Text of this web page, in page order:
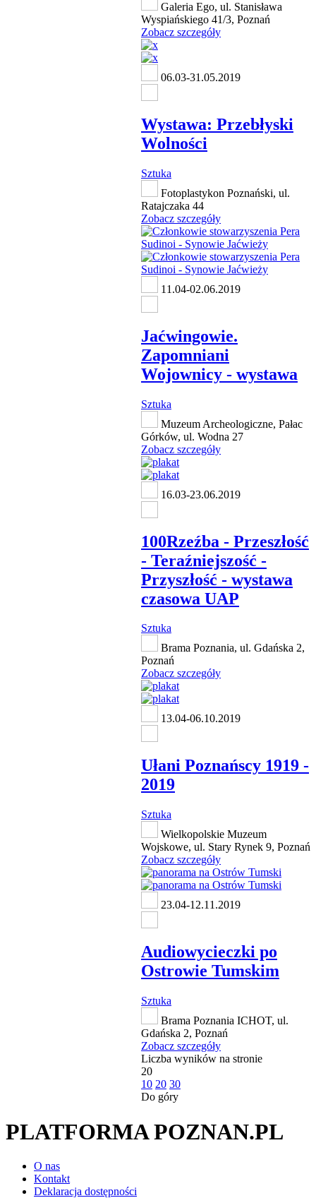
Galeria Ego, ul. Stanisława
Wyspiańskiego 41/3, Poznań
Zobacz szczegóły
06.03-31.05.2019
Wystawa: Przebłyski
Wolności
Sztuka
Fotoplastykon Poznański, ul.
Ratajczaka 44
Zobacz szczegóły
11.04-02.06.2019
Jaćwingowie.
Zapomniani
Wojownicy - wystawa
Sztuka
Muzeum Archeologiczne, Pałac
Górków, ul. Wodna 27
Zobacz szczegóły
16.03-23.06.2019
100Rzeźba - Przeszłość
- Teraźniejszość -
Przyszłość - wystawa
czasowa UAP
Sztuka
Brama Poznania, ul. Gdańska 2,
Poznań
Zobacz szczegóły
13.04-06.10.2019
Ułani Poznańscy 1919 -
2019
Sztuka
Wielkopolskie Muzeum
Wojskowe, ul. Stary Rynek 9, Poznań
Zobacz szczegóły
23.04-12.11.2019
Audiowycieczki po
Ostrowie Tumskim
Sztuka
Brama Poznania ICHOT, ul.
Gdańska 2, Poznań
Zobacz szczegóły
Liczba wyników na stronie
20
10 20 30
Do góry
PLATFORMA POZNAN.PL
O nas
Kontakt
Deklaracja dostępności